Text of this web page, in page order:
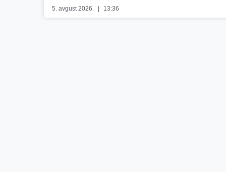
5. avgust 2026. 13:36